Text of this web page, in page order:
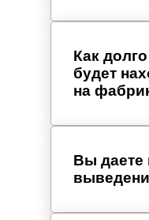
Как
будет
на
Вы даете